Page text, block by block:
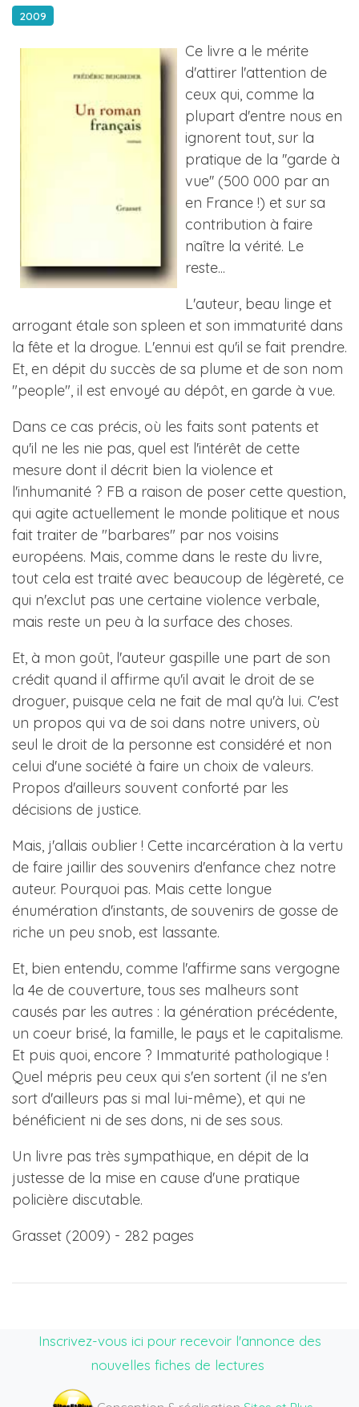
2009
Ce livre a le mérite
d'attirer l'attention de
ceux qui, comme la
plupart d'entre nous en
ignorent tout, sur la
pratique de la ''garde à
vue'' (500 000 par an
en France !) et sur sa
contribution à faire
naître la vérité. Le
reste...
L'auteur, beau linge et
arrogant étale son spleen et son immaturité dans
la fête et la drogue. L'ennui est qu'il se fait prendre.
Et, en dépit du succès de sa plume et de son nom
"people", il est envoyé au dépôt, en garde à vue.
Dans ce cas précis, où les faits sont patents et
qu'il ne les nie pas, quel est l'intérêt de cette
mesure dont il décrit bien la violence et
l'inhumanité ? FB a raison de poser cette question,
qui agite actuellement le monde politique et nous
fait traiter de "barbares" par nos voisins
européens. Mais, comme dans le reste du livre,
tout cela est traité avec beaucoup de légèreté, ce
qui n'exclut pas une certaine violence verbale,
mais reste un peu à la surface des choses.
Et, à mon goût, l'auteur gaspille une part de son
crédit quand il affirme qu'il avait le droit de se
droguer, puisque cela ne fait de mal qu'à lui. C'est
un propos qui va de soi dans notre univers, où
seul le droit de la personne est considéré et non
celui d'une société à faire un choix de valeurs.
Propos d'ailleurs souvent conforté par les
décisions de justice.
Mais, j'allais oublier ! Cette incarcération à la vertu
de faire jaillir des souvenirs d'enfance chez notre
auteur. Pourquoi pas. Mais cette longue
énumération d'instants, de souvenirs de gosse de
riche un peu snob, est lassante.
Et, bien entendu, comme l'affirme sans vergogne
la 4e de couverture, tous ses malheurs sont
causés par les autres : la génération précédente,
un coeur brisé, la famille, le pays et le capitalisme.
Et puis quoi, encore ? Immaturité pathologique !
Quel mépris peu ceux qui s'en sortent (il ne s'en
sort d'ailleurs pas si mal lui-même), et qui ne
bénéficient ni de ses dons, ni de ses sous.
Un livre pas très sympathique, en dépit de la
justesse de la mise en cause d'une pratique
policière discutable.
Grasset (2009) - 282 pages
Inscrivez-vous ici pour recevoir l'annonce des
nouvelles fiches de lectures